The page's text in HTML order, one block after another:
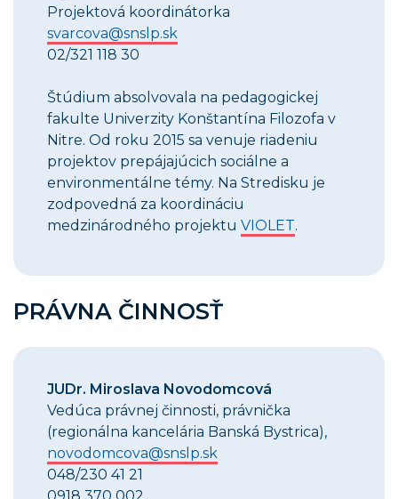
Projektová koordinátorka
svarcova@snslp.sk
02/321 118 30
Štúdium absolvoval a na pedagogickej
fakulte Univerzity Konštantína Filozofa v
Nitre. Od roku 2015 sa venuje riadeniu
projektov prepájajúcich sociálne a
environmentálne témy. Na Stredisku je
zodpovedná za koordináciu
medzinárodného projektu VIOLET.
PRÁVNA ČINNOSŤ
JUDr. Miroslava Novodomcová
Vedúca právnej činnosti, právnička
(regionálna kancelária Banská Bystrica),
novodomcova@snslp.sk
048/230 41 21